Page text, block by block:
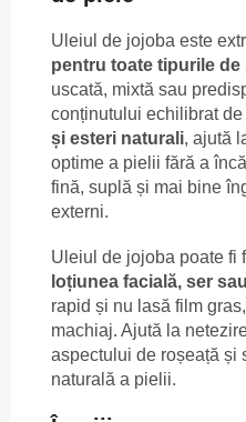
Uleiul de jojoba este
pentru toate tipurile de
uscată, mixtă sau
conținutului echilibrat de
și esteri naturali, ajută
optime a pielii fără a
fină, suplă și mai bine
externi.
Uleiul de jojoba poate fi
loțiunea facială, ser
rapid și nu lasă film
machiaj. Ajută la
aspectului de roșeață și
naturală a pielii.